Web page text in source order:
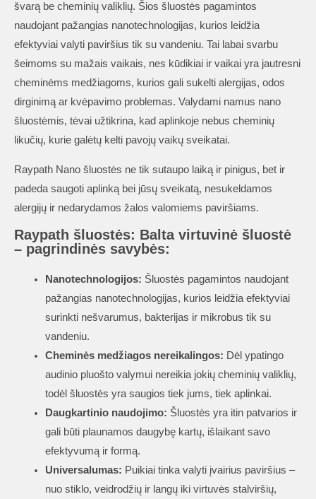
švarą be cheminių valiklių. Šios šluostės pagamintos
naudojant pažangias nanotechnologijas, kurios leidžia
efektyviai valyti paviršius tik su vandeniu. Tai labai svarbu
šeimoms su mažais vaikais, nes kūdikiai ir vaikai yra jautresni
cheminėms medžiagoms, kurios gali sukelti alergijas, odos
dirginimą ar kvėpavimo problemas. Valydami namus nano
šluostėmis, tėvai užtikrina, kad aplinkoje nebus cheminių
likučių, kurie galėtų kelti pavojų vaikų sveikatai.
Raypath Nano šluostės ne tik sutaupo laiką ir pinigus, bet ir
padeda saugoti aplinką bei jūsų sveikatą, nesukeldamos
alergijų ir nedarydamos žalos valomiems paviršiams.
Raypath šluostės: Balta virtuvinė šluostė
– pagrindinės savybės:
Nanotechnologijos: Šluostės pagamintos naudojant
pažangias nanotechnologijas, kurios leidžia efektyviai
surinkti nešvarumus, bakterijas ir mikrobus tik su
vandeniu.
Cheminės medžiagos nereikalingos: Dėl ypatingo
audinio pluošto valymui nereikia jokių cheminių valiklių,
todėl šluostės yra saugios tiek jums, tiek aplinkai.
Daugkartinio naudojimo: Šluostės yra itin patvarios ir
gali būti plaunamos daugybę kartų, išlaikant savo
efektyvumą ir formą.
Universalumas: Puikiai tinka valyti įvairius paviršius –
nuo stiklo, veidrodžių ir langų iki virtuvės stalviršių,